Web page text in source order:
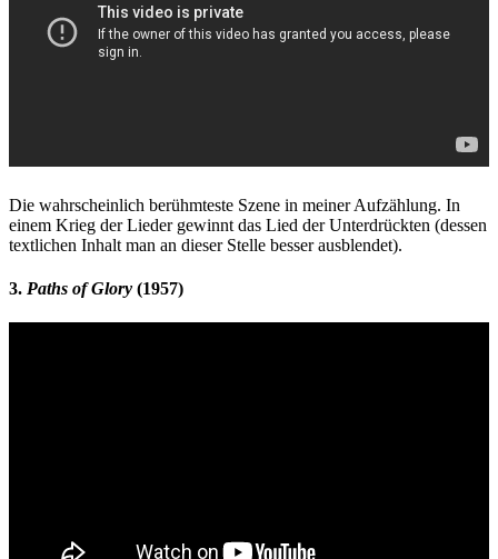
Die wahrscheinlich berühmteste Szene in meiner Aufzählung. In
einem Krieg der Lieder gewinnt das Lied der Unterdrückten (dessen
textlichen Inhalt man an dieser Stelle besser ausblendet).
3. Paths of Glory (1957)